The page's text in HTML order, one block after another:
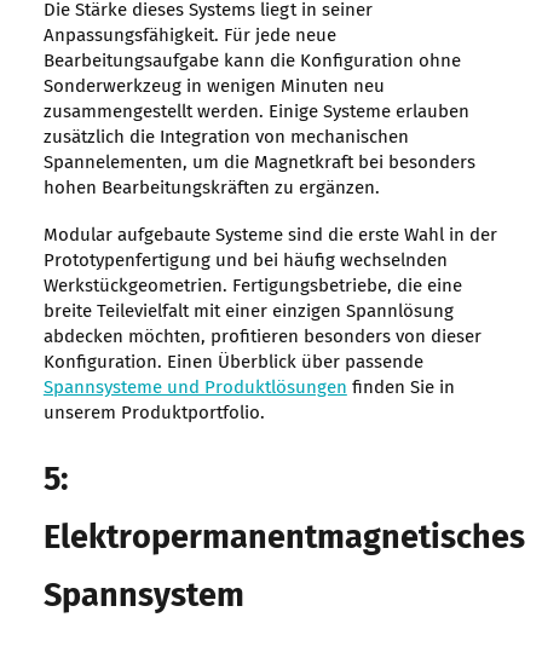
Die Stärke dieses Systems liegt in seiner
Anpassungsfähigkeit. Für jede neue
Bearbeitungsaufgabe kann die Konfiguration ohne
Sonderwerkzeug in wenigen Minuten neu
zusammengestellt werden. Einige Systeme erlauben
zusätzlich die Integration von mechanischen
Spannelementen, um die Magnetkraft bei besonders
hohen Bearbeitungskräften zu ergänzen.
Modular aufgebaute Systeme sind die erste Wahl in der
Prototypenfertigung und bei häufig wechselnden
Werkstückgeometrien. Fertigungsbetriebe, die eine
breite Teilevielfalt mit einer einzigen Spannlösung
abdecken möchten, profitieren besonders von dieser
Konfiguration. Einen Überblick über passende
Spannsysteme und Produktlösungen finden Sie in
unserem Produktportfolio.
5:
Elektropermanentmagnetisches
Spannsystem